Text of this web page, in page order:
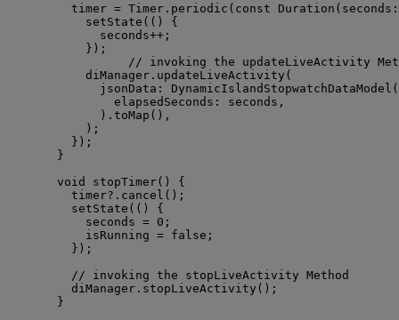
timer = Timer . periodic ( const Duration (seconds :
setState (() {
seconds++ ;
});
// invoking the updateLiveActivity
diManager. updateLiveActivity (
jsonData : DynamicIslandStopwatchDataModel (
elapsedSeconds :
seconds,
). toMap (),
);
});
}
void
stopTimer() {
timer? . cancel ();
setState (() {
seconds = 0 ;
isRunning = false ;
});
// invoking the stopLiveActivity Method
diManager. stopLiveActivity ();
}